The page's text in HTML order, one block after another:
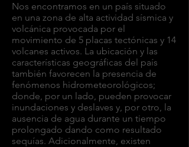
Nos encontramos en un país situado
en una zona de alta actividad sísmica y
volcánica provocada por el
movimiento de 5 placas tectónicas y 14
volcanes activos. La ubicación y las
características geográficas del país
también favorecen la presencia de
fenómenos hidrometeorológicos;
donde, por un lado, pueden provocar
inundaciones y deslaves y, por otro, la
ausencia de agua durante un tiempo
prolongado dando como resultado
sequías. Adicionalmente, existen